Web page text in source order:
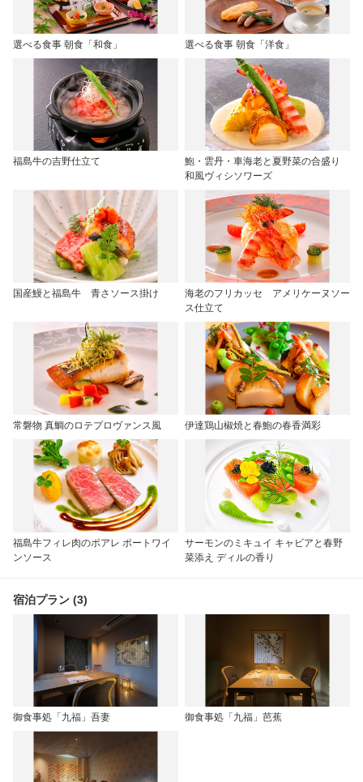
選べる食事 朝食「和食」 選べる食事 朝食「洋食」
福島牛の吉野仕立て
鮑・雲丹・車海老と夏野菜の合盛り
和風ヴィシソワーズ
国産鰻と福島牛 青さソース掛け
海老のフリカッセ アメリケーヌソー
ス仕立て
常磐物 真鯛のロテプロヴァンス風 伊達鶏山椒焼と春鮑の春香満彩
福島牛フィレ肉のポアレ ポートワイ
ンソース
サーモンのミキュイ キャビアと春野
菜添え ディルの香り
宿泊プラン (3)
御食事処「九福」吾妻 御食事処「九福」芭蕉